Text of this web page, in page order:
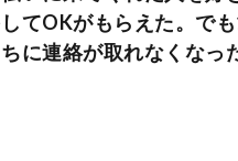
てOKがもらえた。で
に連絡が取れなくなっ